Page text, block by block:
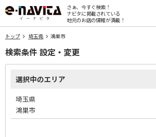
さぁ、今すぐ検索！
ナビタに掲載されている
地元のお店の情報が満載！
トップ 埼玉県 鴻巣市
検索条件 設定・変更
選択中のエリア
埼玉県
鴻巣市